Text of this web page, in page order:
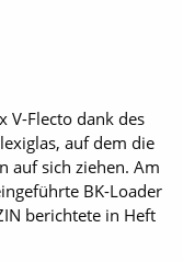
V-Flecto dank des
auf dem die
auf sich ziehen. Am
BK-Loader
berichtete in Heft